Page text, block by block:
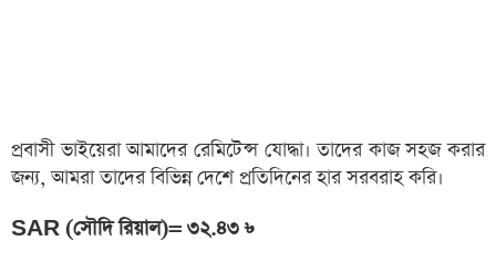
প্রবাসী ভাইয়েরা আমাদের রেমিটেন্স যোদ্ধা। তাদের কাজ সহজ করার
জন্য, আমরা তাদের বিভিন্ন দেশে প্রতিদিনের হার সরবরাহ করি।
SAR (সৌদি রিয়াল)= ৩২.৪৩ ৳